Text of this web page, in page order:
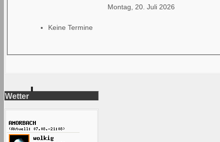
Montag, 20. Juli 2026
Keine Termine
Wetter